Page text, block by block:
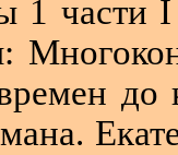
1 части
до